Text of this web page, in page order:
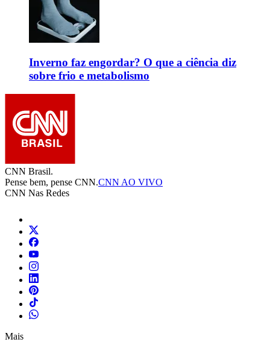
Inverno faz engordar? O que a ciência diz
sobre frio e metabolismo
CNN Brasil.
Pense bem, pense CNN.CNN AO VIVO
CNN Nas Redes
Mais